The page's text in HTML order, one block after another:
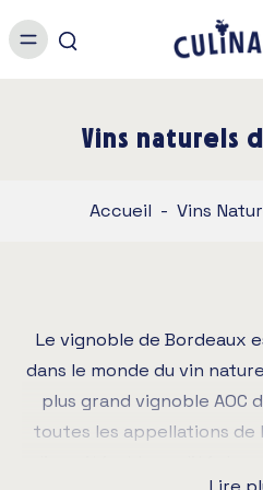
Vins naturels
Accueil - Vins
Le vignoble de Bordeaux
dans le monde du vin
plus grand vignoble AOC
toutes les appellations de